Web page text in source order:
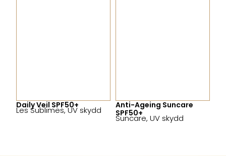
Daily Veil SPF50+
Les Sublimes,UV skydd
Anti-Ageing Suncare
SPF50+
Suncare, UV skydd